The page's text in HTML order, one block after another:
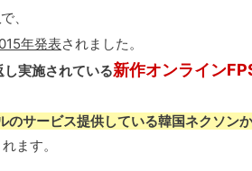
で、
年発表されました。
し実施されている新作オンライン
サービス提供している韓国ネクソン
ます。